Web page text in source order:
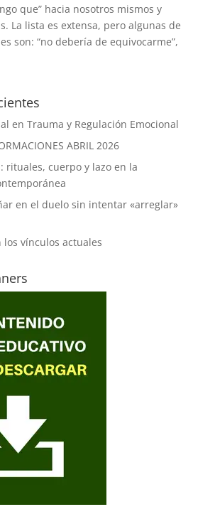
que” hacia nosotros mismos y
La lista es extensa, pero algunas de
son: “no debería de equivocarme”,
en Trauma y Regulación Emocional
ABRIL 2026
rituales, cuerpo y lazo en la
en el duelo sin intentar «arreglar»
los vínculos actuales